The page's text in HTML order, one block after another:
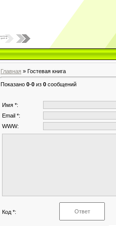
Главная » Гостевая книга
Показано 0-0 из 0 сообщений
Имя *:
Email *:
WWW:
Код *: